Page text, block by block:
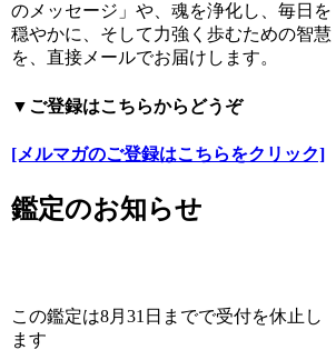
のメッセージ」や、魂を浄化し、毎日を
穏やかに、そして力強く歩むための智慧
を、直接メールでお届けします。
▼ご登録はこちらからどうぞ
[メルマガのご登録はこちらをクリック]
鑑定のお知らせ
この鑑定は8月31日までで受付を休止し
ます